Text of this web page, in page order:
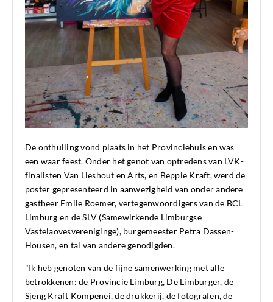
De onthulling vond plaats in het Provinciehuis en was
een waar feest. Onder het genot van optredens van LVK-
finalisten Van Lieshout en Arts, en Beppie Kraft, werd de
poster gepresenteerd in aanwezigheid van onder andere
gastheer Emile Roemer, vertegenwoordigers van de BCL
Limburg en de SLV (Samewirkende Limburgse
Vastelaovesvereniginge), burgemeester Petra Dassen-
Housen, en tal van andere genodigden.
"Ik heb genoten van de fijne samenwerking met alle
betrokkenen: de Provincie Limburg, De Limburger, de
Sjeng Kraft Kompenei, de drukkerij, de fotografen, de